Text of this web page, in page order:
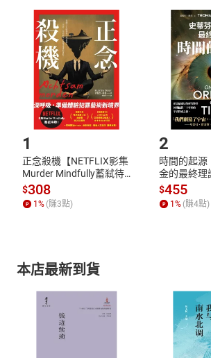
且已下載/存取電子書，不得請求
退貨方式：您欲取消訂單或辦理
貨」，本店鋪將依您的申請進行
請注意，樂天市場須以整筆訂單
挑選商品
Choose
購書後，如何開始使用？
Step1.選擇閱讀載具
1
正念殺機【NETFLIX影集
Murder Mindfully蓄弒待
發】【電子書】
$308
1 % (賺3點)
2
時間的起源
金的最終理
$455
1 % (賺4點)
本店最新到貨